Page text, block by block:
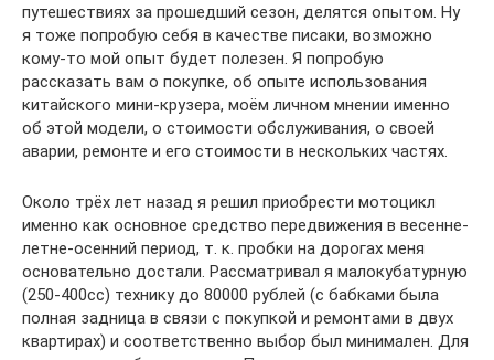
путешествиях за прошедший сезон, делятся опытом. Ну
я тоже попробую себя в качестве писаки, возможно
кому-то мой опыт будет полезен. Я попробую
рассказать вам о покупке, об опыте использования
китайского мини-крузера, моём личном мнении именно
об этой модели, о стоимости обслуживания, о своей
аварии, ремонте и его стоимости в нескольких частях.
Около трёх лет назад я решил приобрести мотоцикл
именно как основное средство передвижения в весенне-
летне-осенний период, т. к. пробки на дорогах меня
основательно достали. Рассматривал я малокубатурную
(250-400сс) технику до 80000 рублей (с бабками была
полная задница в связи с покупкой и ремонтами в двух
квартирах) и соответственно выбор был минимален. Для